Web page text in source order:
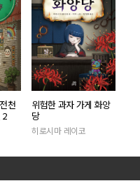
천
2
위험한 과자 가게 화앙
당
히로시마 레이코